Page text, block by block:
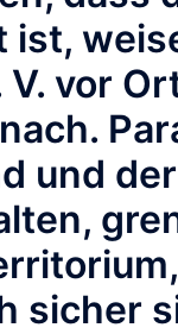
ist,
vor
und
sicher